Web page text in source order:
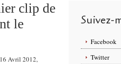
clip de
le
Avril 2012,
Suivez-
Facebook
Twitter